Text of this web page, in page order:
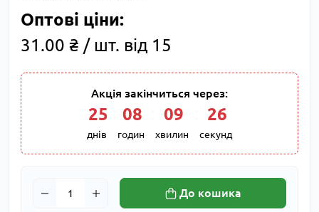
Оптові ціни:
31.00 ₴ / шт. від 15
Акція закінчиться через:
25
днів
08
годин
09
хвилин
25
секунд
До кошика